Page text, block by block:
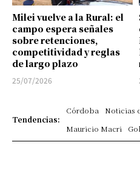
Milei vuelve a la Rural: el
campo espera señales
sobre retenciones,
competitividad y reglas
de largo plazo
25/07/2026
Tendencias:
Córdoba Noticias
Mauricio Macri